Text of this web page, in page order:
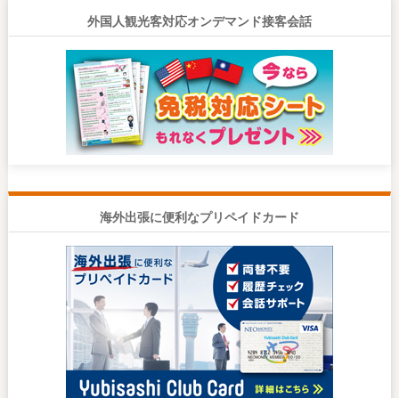
外国人観光客対応オンデマンド接客会話
海外出張に便利なプリペイドカード